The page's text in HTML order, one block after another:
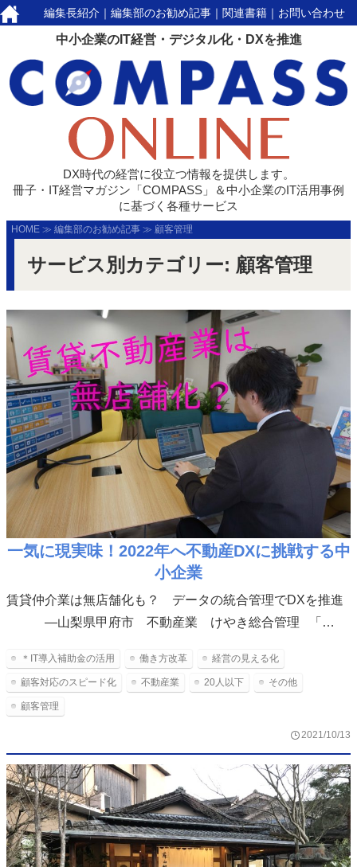
編集長紹介 ｜編集部のお勧め記事 ｜ 関連書籍 ｜ お問い合わせ
中小企業のIT経営・デジタル化・DXを推進
DX時代の経営に役立つ情報を提供します。
冊子・IT経営マガジン「COMPASS」＆中小企業のIT活用事例
に基づく各種サービス
HOME ≫ 編集部のお勧め記事 ≫ 顧客管理
サービス別カテゴリー: 顧客管理
一気に現実味！2022年へ不動産DXに挑戦する中
小企業
賃貸仲介業は無店舗化も？ データの統合管理でDXを推進
―山梨県甲府市 不動産業 けやき総合管理 「…
＊IT導入補助金の活用 働き方改革 経営の見える化
顧客対応のスピード化 不動産業 20人以下 その他
顧客管理
2021/10/13